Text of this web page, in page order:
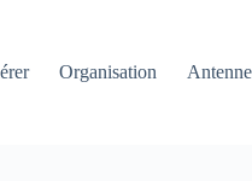
Organisation